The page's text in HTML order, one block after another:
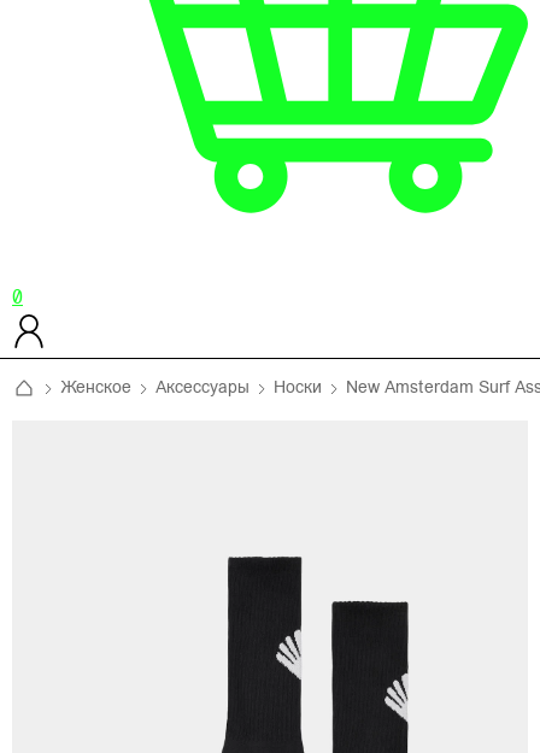
0
Женское Аксессуары Носки New Amsterdam Surf